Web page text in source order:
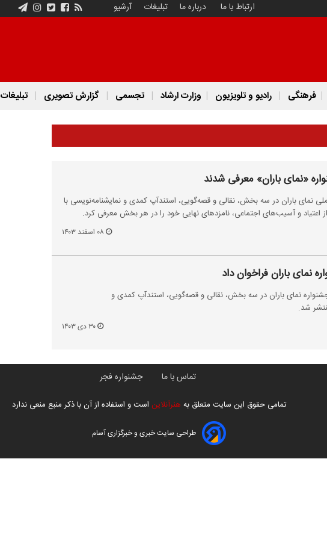
ارتباط با ما درباره ما تبلیغات آرشیو
فرهنگی رادیو و تلویزیون وزارت ارشاد تجسمی گزارش تصویری تبلیغات
«نمای باران» معرفی شدند
نمای باران در سه بخش، نقالی و قصه‌گویی، استندآپ کمدی و نمایشنامه‌نویسی با
و آسیب‌های اجتماعی، نامزدهای نهایی خود را در هر بخش معرفی کرد.
نمای باران فراخوان داد
نمای باران در سه بخش، نقالی و قصه‌گویی، استندآپ کمدی و
شد.
۳۰ دی ۱۴۰۳
تماس با ما جشنواره فجر
تمامی حقوق این سایت متعلق به هنرآنلاین است و استفاده از آن با ذکر منبع منعی ندارد
طراحی سایت خبری و خبرگزاری آسام